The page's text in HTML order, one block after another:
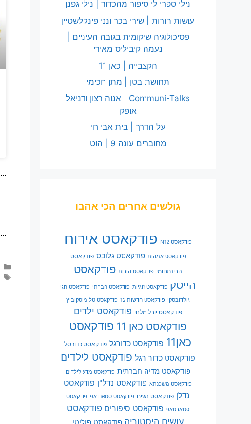
נילי ספרי לי סיפור מהכדור | נילי גפנן
עושות הורות | שירי בכר ונני פינקלשטיין
פסיכולוגיה שיקומית בגובה העיניים |
נעמה קיביליס מאירי
הקצבייה | כאן 11
תחושת בטן | מתן חכימי
Communi-Talks | אנוה רצון ודניאל
אופק
על הדרך | בית אבי חי
מחוברים עונה 9 | הוט
גולשים אחרים הכי אהבו
פודקאסט N12 פודקאסט אירוח
פודקאסט אמהות פודקאסט גלובס פודקאסט
הבינתחומי פודקאסט הורות פודקאסט
הייטק פודקאסט זוגיות פודקאסט חברתי פודקאסט חגי
גולדובסקי פודקאסט חדשות 12 פודקאסט טל מוסקוביץ
פודקאסט יובל מלחי פודקאסט ילדים
פודקאסט כאן 11
פודקאסט
כאן11
פודקאסט כדורגל פודקאסט כדורסל
פודקאסט כדור רגל פודקאסט לילדים
פודקאסט מדיה חברתית פודקאסט מדע לילדים
פודקאסט משכנתא פודקאסט נדל"ן פודקאסט
נדלן פודקאסט נשים פודקאסט סטאנדאפ פודקאסט
סטארטאפ פודקאסט סיפורים פודקאסט
עושים היסטוריה פודקאסט פוליטי